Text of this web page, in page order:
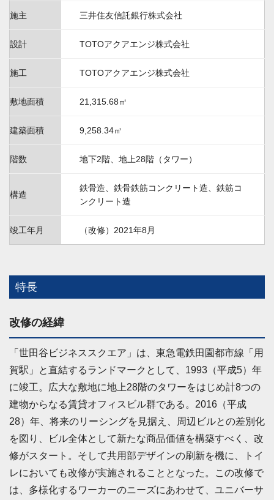
施主 三井住友信託銀行株式会社
設計 TOTOアクアエンジ株式会社
施工 TOTOアクアエンジ株式会社
敷地面積 21,315.68㎡
建築面積 9,258.34㎡
階数 地下2階、地上28階（タワー）
構造
鉄骨造、鉄骨鉄筋コンクリート造、鉄筋コ
ンクリート造
竣工年月 （改修）2021年8月
特長
改修の経緯
「世田谷ビジネススクエア」は、東急電鉄田園都市線「用
賀駅」と直結するランドマークとして、1993（平成5）年
に竣工。広大な敷地に地上28階のタワーをはじめ計8つの
建物からなる賃貸オフィスビル群である。2016（平成
28）年、将来のリーシングを見据え、周辺ビルとの差別化
を図り、ビル全体として新たな商品価値を構築すべく、改
修がスタート。そして共用部デザインの刷新を機に、トイ
レにおいても改修が実施されることとなった。この改修で
は、多様化するワーカーのニーズにあわせて、ユニバーサ